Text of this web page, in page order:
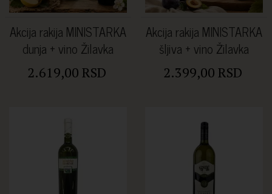
Akcija rakija MINISTARKA
dunja + vino Žilavka
2.619,00 RSD
Akcija rakija MINISTARKA
šljiva + vino Žilavka
2.399,00 RSD